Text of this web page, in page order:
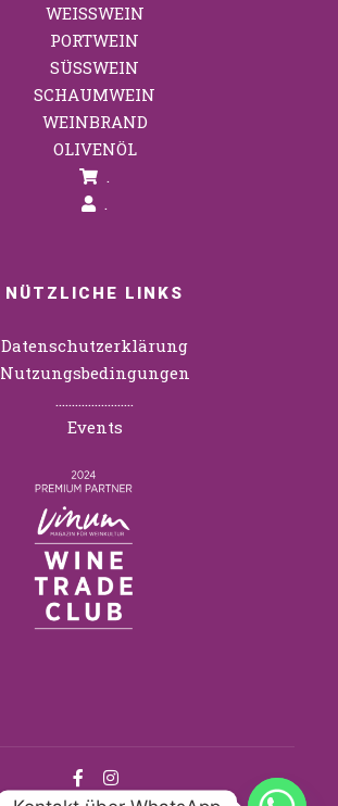
WEISSWEIN
PORTWEIN
SÜSSWEIN
SCHAUMWEIN
WEINBRAND
OLIVENÖL
NÜTZLICHE LINKS
Datenschutzerklärung
Nutzungsbedingungen
Events